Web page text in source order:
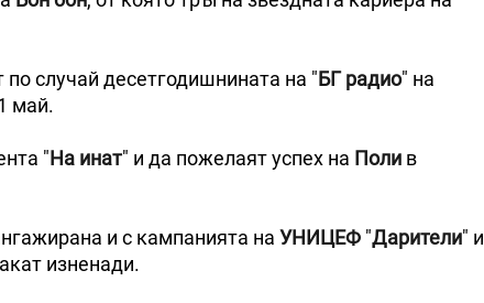
случай десетгодишнината на "БГ радио" на
май.
"На инат" и да пожелаят успех на Поли в
и с кампанията на УНИЦЕФ "Дарители" и
изненади.